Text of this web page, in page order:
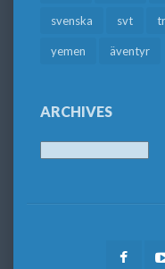
svenska svt
yemen äventyr
ARCHIVES